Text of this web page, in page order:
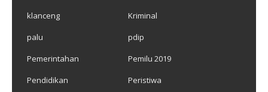
klanceng
Kriminal
palu
pdip
Pemerintahan
Pemilu 2019
Pendidikan
Peristiwa